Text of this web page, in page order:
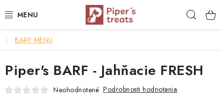
na
NAŠE SPRÁVY
PIPER'S NOVINKY
BARF PRE PSOV
BARF MENU
Piper's BARF - Jahňacie FRESH
Neohodnotené Podrobnosti hodnotenia